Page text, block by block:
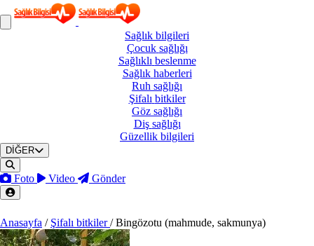
Sağlık bilgileri
Çocuk sağlığı
Sağlıklı beslenme
Sağlık haberleri
Ruh sağlığı
Şifalı bitkiler
Göz sağlığı
Diş sağlığı
Güzellik bilgileri
DİĞER
Foto Video Gönder
Anasayfa / Şifalı bitkiler/ Bingözotu (mahmude, sakmunya)